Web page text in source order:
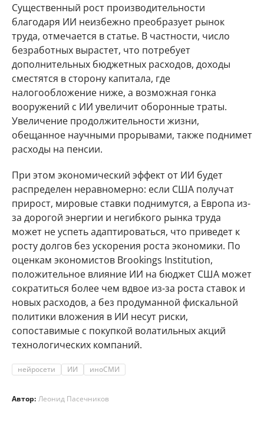
Существенный рост производительности
благодаря ИИ неизбежно преобразует рынок
труда, отмечается в статье. В частности, число
безработных вырастет, что потребует
дополнительных бюджетных расходов, доходы
сместятся в сторону капитала, где
налогообложение ниже, а возможная гонка
вооружений с ИИ увеличит оборонные траты.
Увеличение продолжительности жизни,
обещанное научными прорывами, также поднимет
расходы на пенсии.
При этом экономический эффект от ИИ будет
распределен неравномерно: если США получат
прирост, мировые ставки поднимутся, а Европа из-
за дорогой энергии и негибкого рынка труда
может не успеть адаптироваться, что приведет к
росту долгов без ускорения роста экономики. По
оценкам экономистов Brookings Institution,
положительное влияние ИИ на бюджет США может
сократиться более чем вдвое из-за роста ставок и
новых расходов, а без продуманной фискальной
политики вложения в ИИ несут риски,
сопоставимые с покупкой волатильных акций
технологических компаний.
нейросети ИИ иноСМИ
Автор: Леонид Пасечников